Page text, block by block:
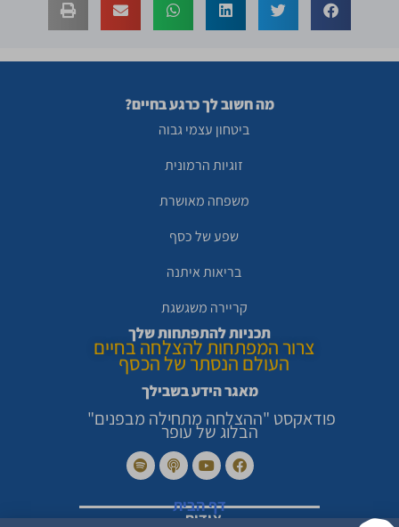
מה חשוב לך כרגע בחיים?
ביטחון עצמי גבוה
זוגיות הרמונית
משפחה מאושרת
שפע של כסף
בריאות איתנה
קריירה משגשגת
תכניות להתפתחות שלך
צרור המפתחות להצלחה בחיים
העולם הנסתר של הכסף
מאגר הידע בשבילך
פודאקסט "ההצלחה מתחילה מבפנים"
הבלוג של עופר
דף הבית
אודות